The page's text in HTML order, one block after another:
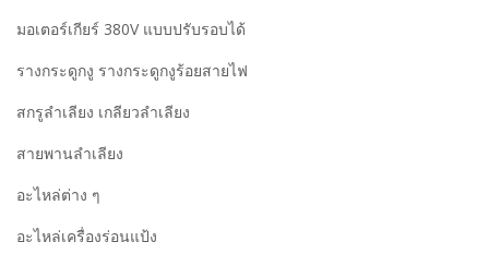
มอเตอร์เกียร์ 380V แบบปรับรอบได้
รางกระดูกงู รางกระดูกงูร้อยสายไฟ
สกรูลำเลียง เกลียวลำเลียง
สายพานลำเลียง
อะไหล่ต่าง ๆ
อะไหล่เครื่องร่อนแป้ง